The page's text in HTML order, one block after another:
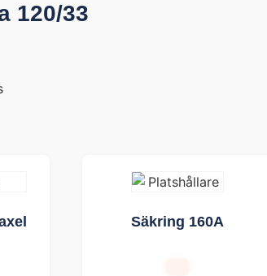
120/33
Säkring 160A